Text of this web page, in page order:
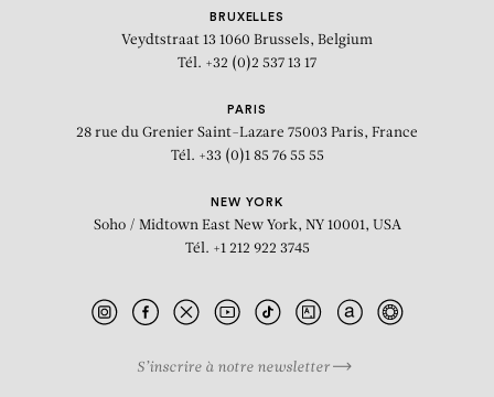
BRUXELLES
Veydtstraat 13 1060 Brussels, Belgium
Tél. +32 (0)2 537 13 17
PARIS
28 rue du Grenier Saint-Lazare 75003 Paris, France
Tél. +33 (0)1 85 76 55 55
NEW YORK
Soho / Midtown East New York, NY 10001, USA
Tél. +1 212 922 3745
S’inscrire à notre newsletter